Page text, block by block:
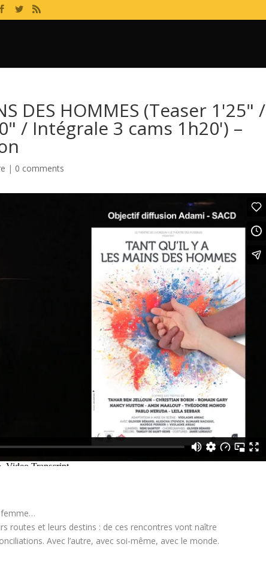
DES HOMMES (Teaser 1'25" /
/ Intégrale 3 cams 1h20') –
| 0 comments
femme…
routes et leurs destins : de ces rencontres vont naître
Avec l’autre, avec soi-même, avec le monde.